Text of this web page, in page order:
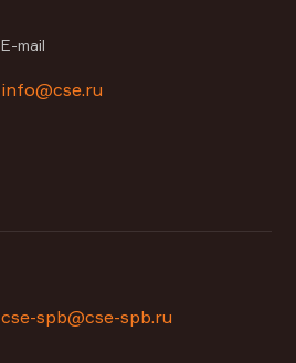
E-mail
info@cse.ru
cse-spb@cse-spb.ru